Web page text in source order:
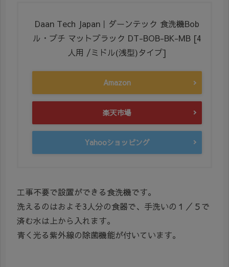
Daan Tech Japan｜ダーンテック 食洗機Bob
ル・プチ マットブラック DT-BOB-BK-MB [4
人用 /ミドル(浅型)タイプ]
Amazon
楽天市場
Yahooショッピング
工事不要で設置ができる食洗機です。
洗えるのはおよそ3人分の食器で、手洗いの１／５で
済む水は上から入れます。
青く光る紫外線の除菌機能が付いています。